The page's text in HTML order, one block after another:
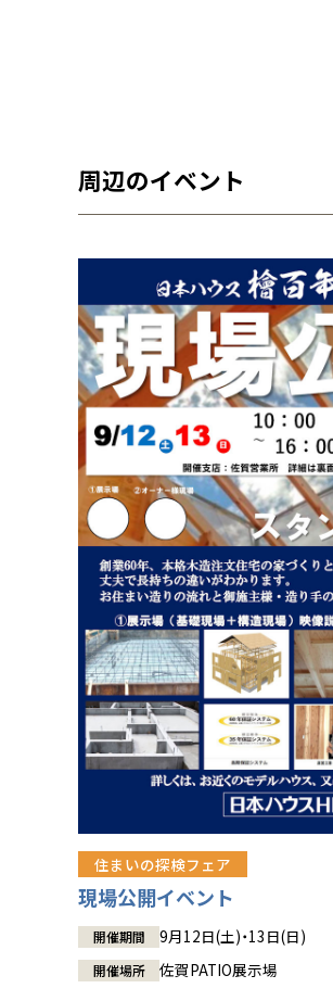
周辺のイベント
住まいの探検フェア
現場公開イベント
開催期間 9月12日(土)・13日(日)
開催場所 佐賀PATIO展示場